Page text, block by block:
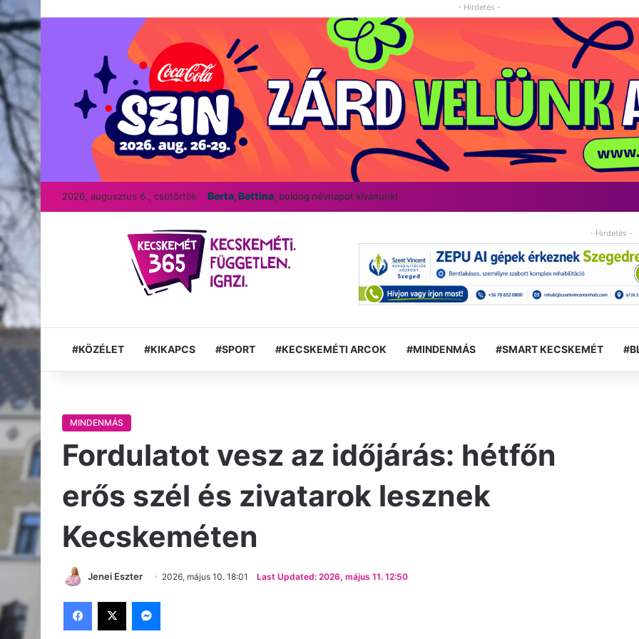
- Hirdetés -
2026, augusztus 6., csütörtök Berta, Bettina, boldog névnapot kívánunk!
- Hirdetés -
#KÖZÉLET #KIKAPCS #SPORT #KECSKEMÉTI ARCOK #MINDENMÁS #SMART KECSKEMÉT
MINDENMÁS
Fordulatot vesz az időjárás: hétfőn
erős szél és zivatarok lesznek
Kecskeméten
Jenei Eszter 2026, május 10. 18:01 Last Updated: 2026, május 11. 12:50
Facebook
X Messenger